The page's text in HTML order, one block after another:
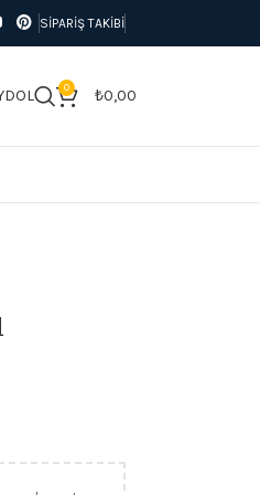
SIPARIŞ TAKIBI
0 ₺0,00